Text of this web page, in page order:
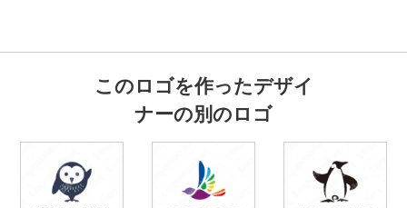
このロゴを作ったデザイ
ナーの別のロゴ